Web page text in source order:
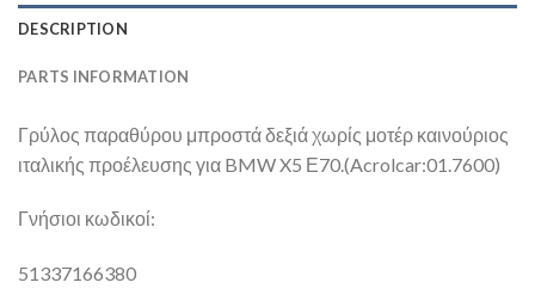
DESCRIPTION
PARTS INFORMATION
Γρύλος παραθύρου μπροστά δεξιά χωρίς μοτέρ καινούριος
ιταλικής προέλευσης για BMW X5 Ε70.(Acrolcar:01.7600)
Γνήσιοι κωδικοί:
51337166380